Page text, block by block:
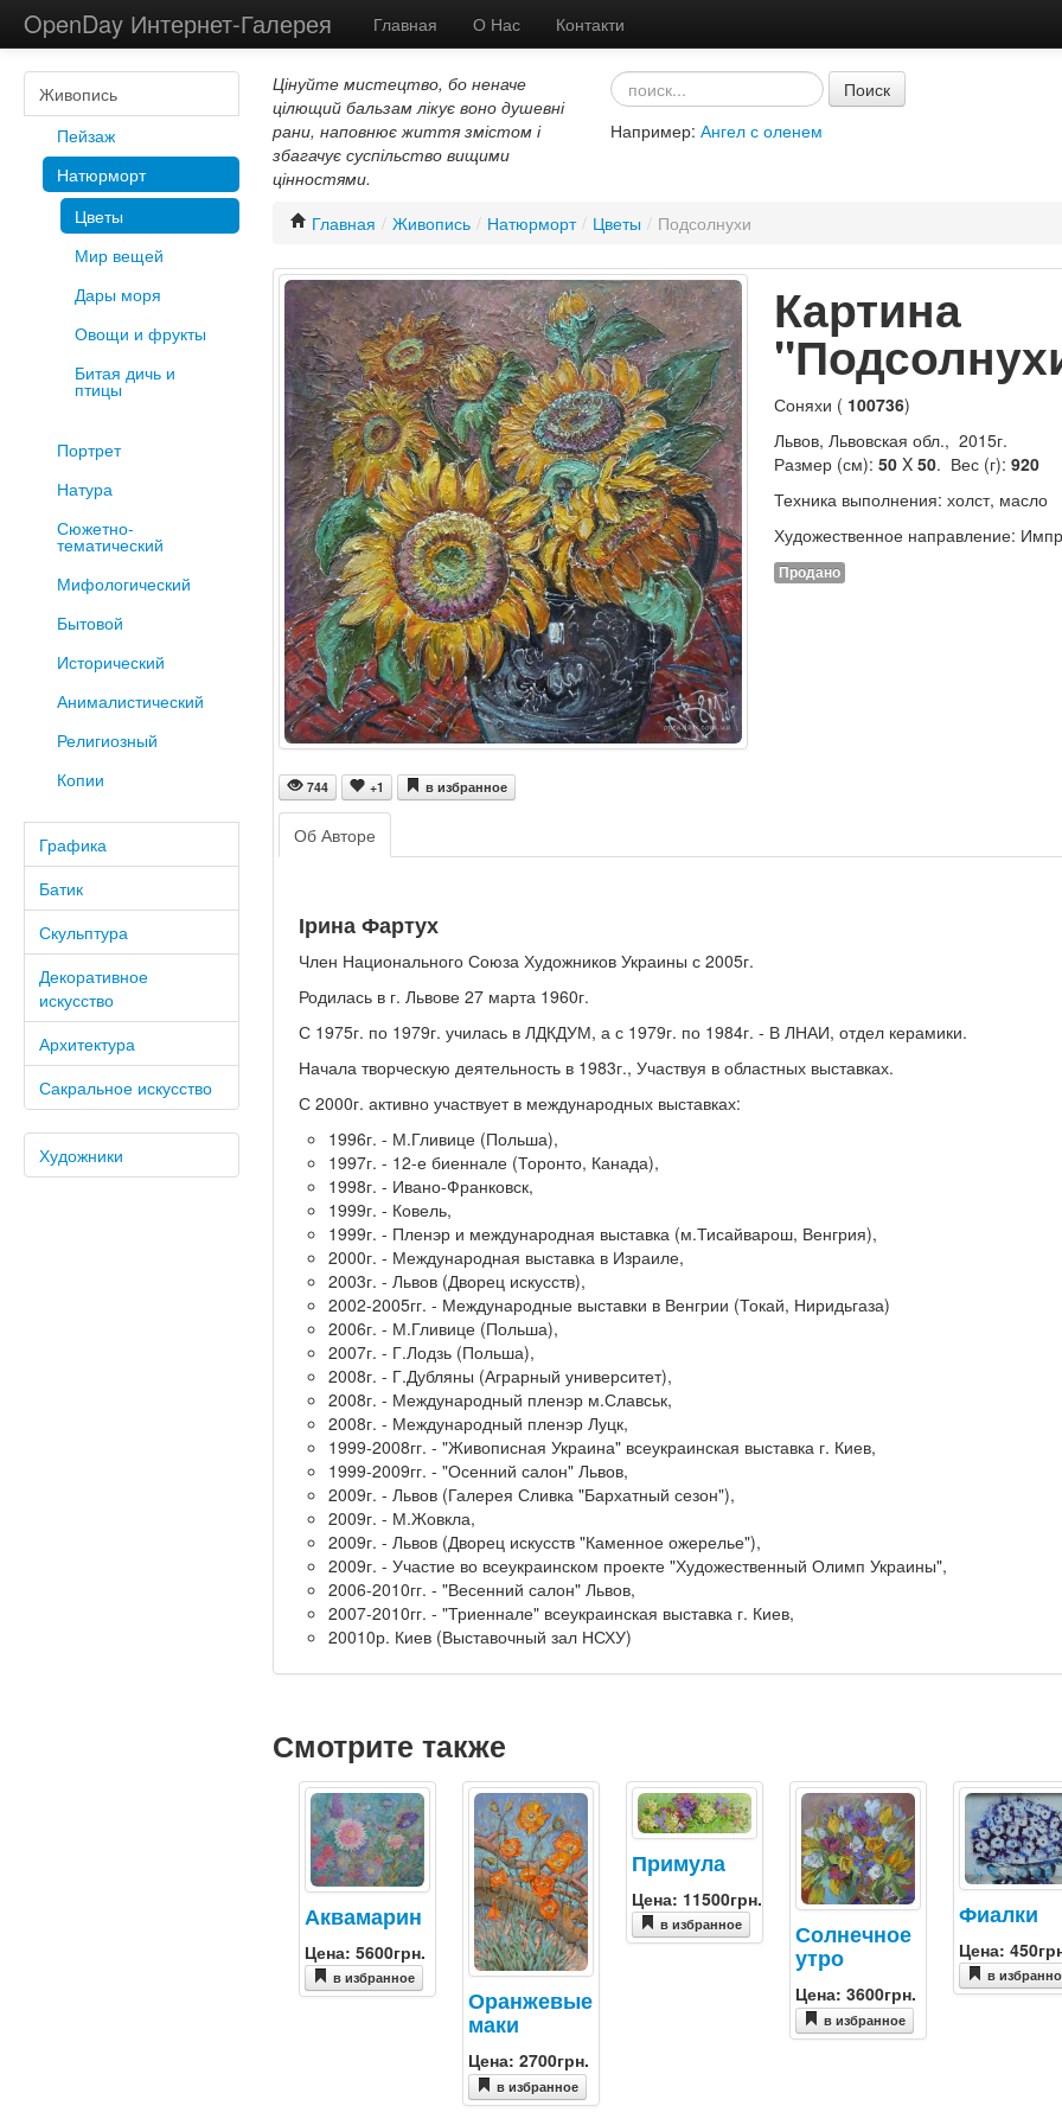
OpenDay Интернет-Галерея Главная О Нас Контакти
Живопись
Пейзаж
Натюрморт
Цветы
Мир вещей
Дары моря
Овощи и фрукты
Битая дичь и
птицы
Портрет
Натура
Сюжетно-
тематический
Мифологический
Бытовой
Исторический
Анималистический
Религиозный
Копии
Графика
Батик
Скульптура
Декоративное
искусство
Архитектура
Сакральное искусство
Художники
Цінуйте мистецтво, бо неначе
цілющий бальзам лікує воно душевні
рани, наповнює життя змістом і
збагачує суспільство вищими
цінностями.
Поиск
Например: Ангел с оленем
Главная / Живопись / Натюрморт / Цветы / Подсолнухи
744 +1 в избранное
Картина
Соняхи ( 100736)
Львов, Львовская обл., 2015г.
Размер (см): 50X 50. Вес (г): 920
Техника выполнения: холст, масло
Художественное направление:
Продано
Об Авторе
Ірина Фартух
Член Национального Союза Художников Украины с 2005г.
Родилась в г. Львове 27 марта 1960г.
С 1975г. по 1979г. училась в ЛДКДУМ, а с 1979г. по 1984г. - В ЛНАИ, отдел керамики.
Начала творческую деятельность в 1983г., Участвуя в областных выставках.
С 2000г. активно участвует в международных выставках:
1996г. - М.Гливице (Польша),
1997г. - 12-е биеннале (Торонто, Канада),
1998г. - Ивано-Франковск,
1999г. - Ковель,
1999г. - Пленэр и международная выставка (м.Тисайварош, Венгрия),
2000г. - Международная выставка в Израиле,
2003г. - Львов (Дворец искусств),
2002-2005гг. - Международные выставки в Венгрии (Токай, Ниридьгаза)
2006г. - М.Гливице (Польша),
2007г. - Г.Лодзь (Польша),
2008г. - Г.Дубляны (Аграрный университет),
2008г. - Международный пленэр м.Славськ,
2008г. - Международный пленэр Луцк,
1999-2008гг. - "Живописная Украина" всеукраинская выставка г. Киев,
1999-2009гг. - "Осенний салон" Львов,
2009г. - Львов (Галерея Сливка "Бархатный сезон"),
2009г. - М.Жовкла,
2009г. - Львов (Дворец искусств "Каменное ожерелье"),
2009г. - Участие во всеукраинском проекте "Художественный Олимп Украины",
2006-2010гг. - "Весенний салон" Львов,
2007-2010гг. - "Триеннале" всеукраинская выставка г. Киев,
20010р. Киев (Выставочный зал НСХУ)
Смотрите также
Аквамарин
Цена: 5600грн.
в избранное
Оранжевые
маки
Цена: 2700грн.
в избранное
Примула
Цена: 11500грн.
в избранное
Солнечное
утро
Цена: 3600грн.
в избранное
Фиалки
Цена:
в